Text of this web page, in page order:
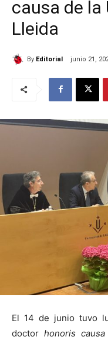
causa de la
Lleida
By Editorial junio 21,
El 14 de junio tuvo
doctor honoris causa